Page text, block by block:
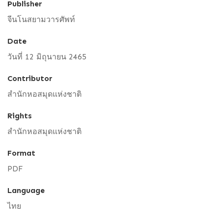
Publisher
จีนโนสยามวารศัพท์
Date
วันที่ 12 มิถุนายน 2465
Contributor
สำนักหอสมุดแห่งชาติ
Rights
สำนักหอสมุดแห่งชาติ
Format
PDF
Language
ไทย